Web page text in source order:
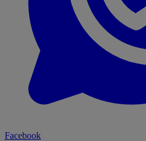
Facebook